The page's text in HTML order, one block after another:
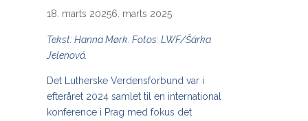
18. marts 20256. marts 2025
Tekst: Hanna Mørk. Fotos: LWF/Šárka
Jelenová.
Det Lutherske Verdensforbund var i
efteråret 2024 samlet til en international
konference i Prag med fokus det